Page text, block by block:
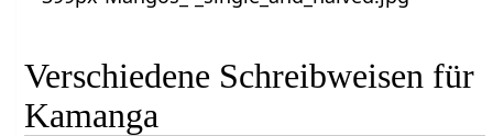
Verschiedene Schreibweisen für
Kamanga